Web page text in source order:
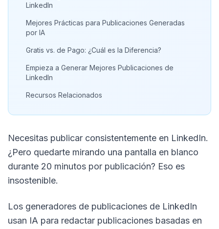
LinkedIn
Mejores Prácticas para Publicaciones Generadas
por IA
Gratis vs. de Pago: ¿Cuál es la Diferencia?
Empieza a Generar Mejores Publicaciones de
LinkedIn
Recursos Relacionados
Necesitas publicar consistentemente en LinkedIn.
¿Pero quedarte mirando una pantalla en blanco
durante 20 minutos por publicación? Eso es
insostenible.
Los generadores de publicaciones de LinkedIn
usan IA para redactar publicaciones basadas en